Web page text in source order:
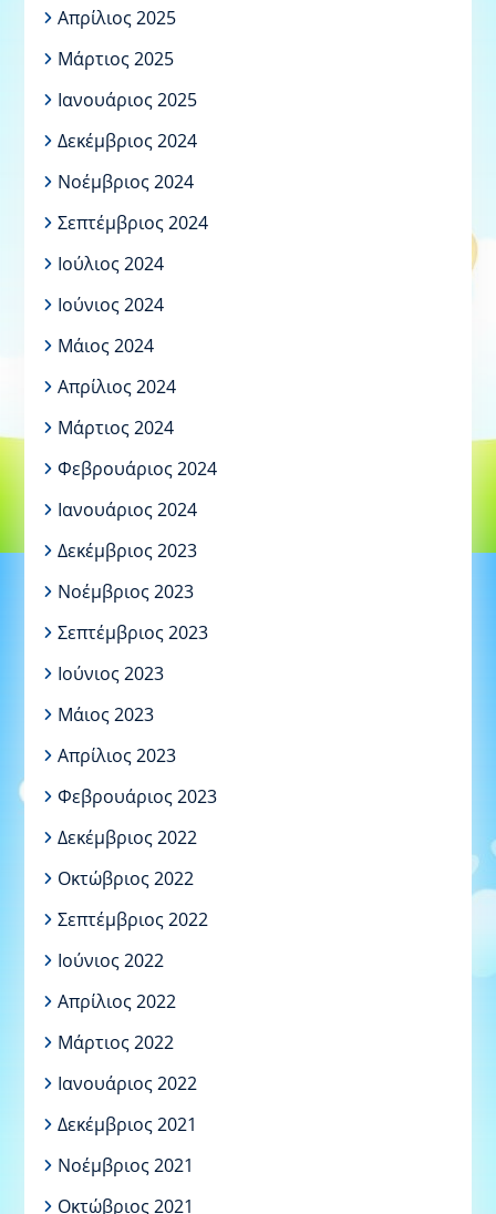
Απρίλιος 2025
Μάρτιος 2025
Ιανουάριος 2025
Δεκέμβριος 2024
Νοέμβριος 2024
Σεπτέμβριος 2024
Ιούλιος 2024
Ιούνιος 2024
Μάιος 2024
Απρίλιος 2024
Μάρτιος 2024
Φεβρουάριος 2024
Ιανουάριος 2024
Δεκέμβριος 2023
Νοέμβριος 2023
Σεπτέμβριος 2023
Ιούνιος 2023
Μάιος 2023
Απρίλιος 2023
Φεβρουάριος 2023
Δεκέμβριος 2022
Οκτώβριος 2022
Σεπτέμβριος 2022
Ιούνιος 2022
Απρίλιος 2022
Μάρτιος 2022
Ιανουάριος 2022
Δεκέμβριος 2021
Νοέμβριος 2021
Οκτώβριος 2021